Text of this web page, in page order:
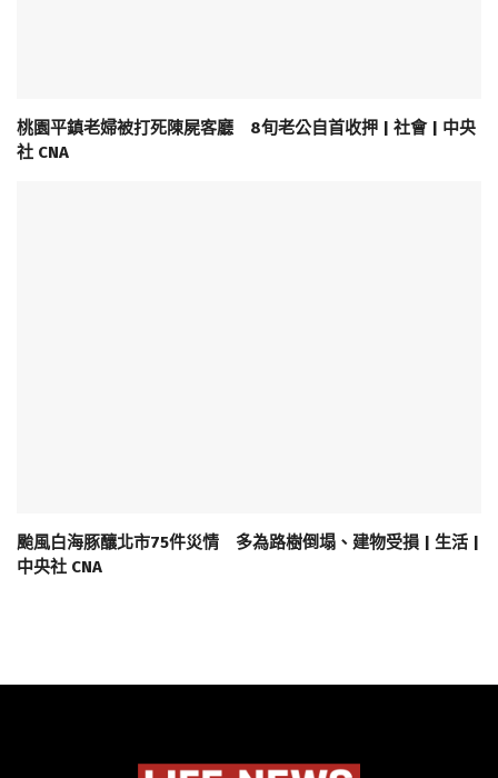
桃園平鎮老婦被打死陳屍客廳 8旬老公自首收押 | 社會 | 中央
社 CNA
颱風白海豚釀北市75件災情 多為路樹倒塌、建物受損 | 生活 |
中央社 CNA